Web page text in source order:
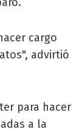
cargo
advirtió
para hacer
a la